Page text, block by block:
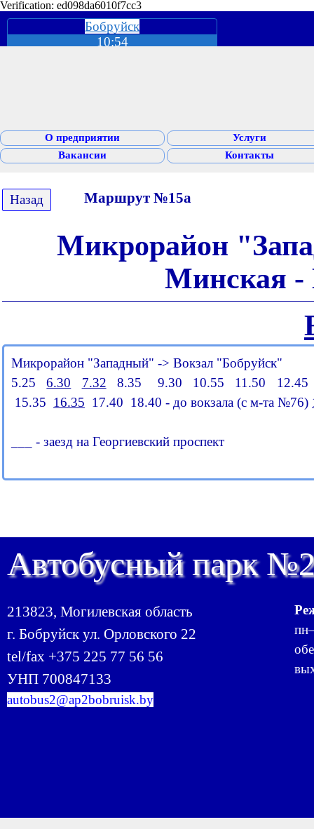
Verification: ed098da6010f7cc3
О предприятии
Услуги
Вакансии
Контакты
Бобруйск
10:54
Назад Маршрут №15а
Микрорайон
Минская
Микрорайон "Западный" -> Вокзал "Бобруйск"
5.256.30 7.32 8.35 9.30 10.55 11.50 12.45
15.35 16.35 17.40 18.40 - до вокзала (с м-та №76)
___ - заезд на Георгиевский проспект
Автобусный парк
213823, Могилевская область
г. Бобруйск ул. Орловского 22
tel/fax +375 225 77 56 56
УНП 700847133
autobus2@ap2bobruisk.by